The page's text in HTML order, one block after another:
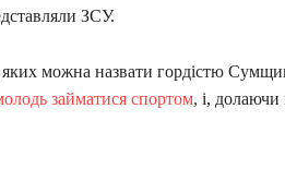
ЗСУ.
можна назвати гордістю
займатися спортом, і,